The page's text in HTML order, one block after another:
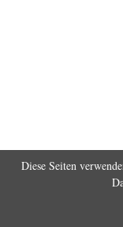
Diese Seiten